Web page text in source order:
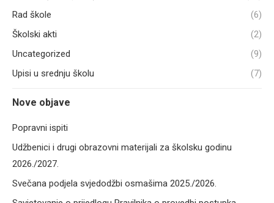
Rad škole
(6)
Školski akti
(2)
Uncategorized
(9)
Upisi u srednju školu
(7)
Nove objave
Popravni ispiti
Udžbenici i drugi obrazovni materijali za školsku godinu
2026./2027.
Svečana podjela svjedodžbi osmašima 2025./2026.